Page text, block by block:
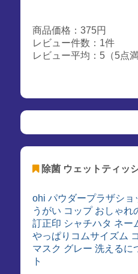
商品価格：375円
レビュー件数：1件
レビュー平均：5（5点満
除菌 ウェットティッ
ohi パウダープラザショ
うがい コップ おしゃれ
訂正印 シャチハタ ネー
やっぱりコムサイズム
マスク グレー 洗えるに
ト